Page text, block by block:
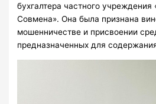
бухгалтера частного
Совмена». Она была признана
мошенничестве и присвоении
предназначенных для